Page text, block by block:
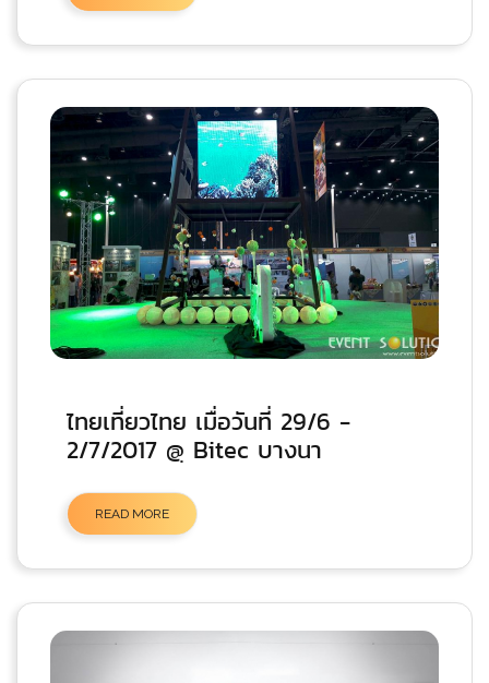
ไทยเที่ยวไทย เมื่อวันที่ 29/6 -
2/7/2017 @ฺ Bitec บางนา
READ MORE